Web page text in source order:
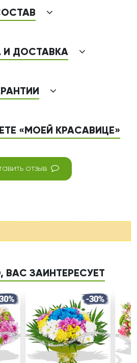
И ДОСТАВКА
«МОЕЙ КРАСАВИЦЕ»
отзыв
ЗАИНТЕРЕСУЕТ